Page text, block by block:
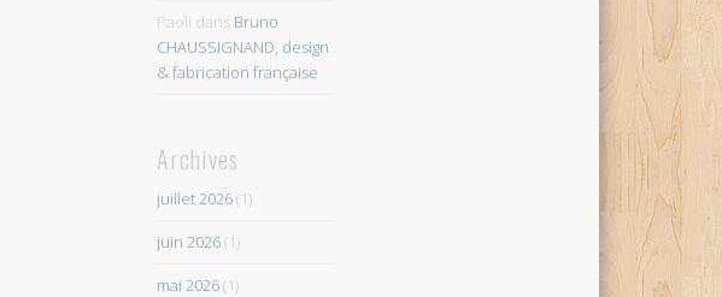
Paoli dans Bruno
CHAUSSIGNAND, design
& fabrication française
Archives
juillet 2026(1)
juin 2026(1)
mai 2026(1)